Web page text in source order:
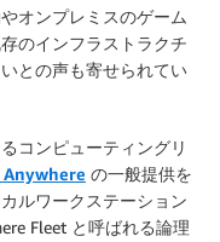
オンプレミスのゲーム
のインフラストラクチ
との声も寄せられてい
コンピューティングリ
の一般提供を
ルワークステーション
Fleet と呼ばれる論理